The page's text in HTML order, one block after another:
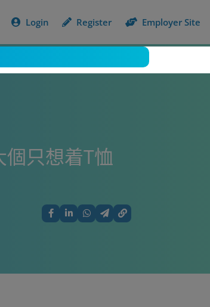
Login Register Employer Site
只想着T恤